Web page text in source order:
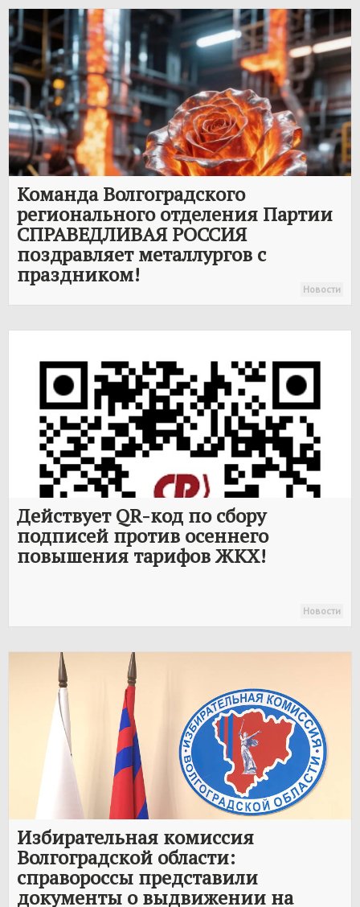
Команда Волгоградского
регионального отделения Партии
СПРАВЕДЛИВАЯ РОССИЯ
поздравляет металлургов с
праздником!
Новости
Действует QR-код по сбору
подписей против осеннего
повышения тарифов ЖКХ!
Новости
Избирательная комиссия
Волгоградской области:
справороссы представили
документы о выдвижении на